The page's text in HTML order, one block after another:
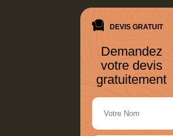
DEVIS GRATUIT
Demandez
votre devis
gratuitement